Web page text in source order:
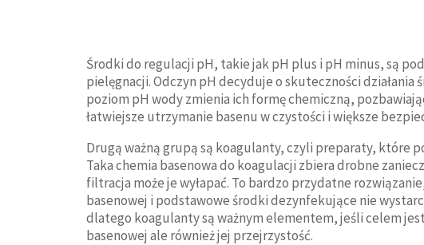
Środki do regulacji pH, takie jak pH plus i pH minus, są
pielęgnacji. Odczyn pH decyduje o skuteczności działania
poziom pH wody zmienia ich formę chemiczną,
łatwiejsze utrzymanie basenu w czystości i większe
Drugą ważną grupą są koagulanty, czyli preparaty, które
Taka chemia basenowa do koagulacji zbiera drobne
filtracja może je wyłapać. To bardzo przydatne
basenowej i podstawowe środki dezynfekujące nie
dlatego koagulanty są ważnym elementem, jeśli celem
basenowej ale również jej przejrzystość.